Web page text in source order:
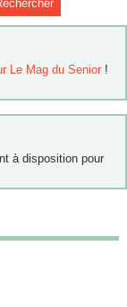
Le Mag du Senior !
à disposition pour